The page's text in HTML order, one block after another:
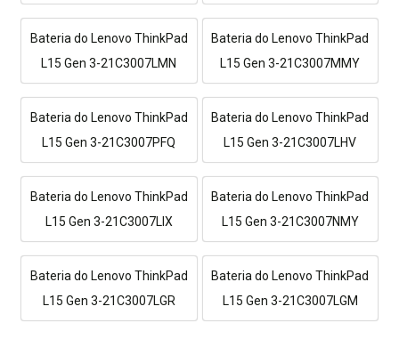
Bateria do Lenovo ThinkPad
L15 Gen 3-21C3007LMN
Bateria do Lenovo ThinkPad
L15 Gen 3-21C3007MMY
Bateria do Lenovo ThinkPad
L15 Gen 3-21C3007PFQ
Bateria do Lenovo ThinkPad
L15 Gen 3-21C3007LHV
Bateria do Lenovo ThinkPad
L15 Gen 3-21C3007LIX
Bateria do Lenovo ThinkPad
L15 Gen 3-21C3007NMY
Bateria do Lenovo ThinkPad
L15 Gen 3-21C3007LGR
Bateria do Lenovo ThinkPad
L15 Gen 3-21C3007LGM